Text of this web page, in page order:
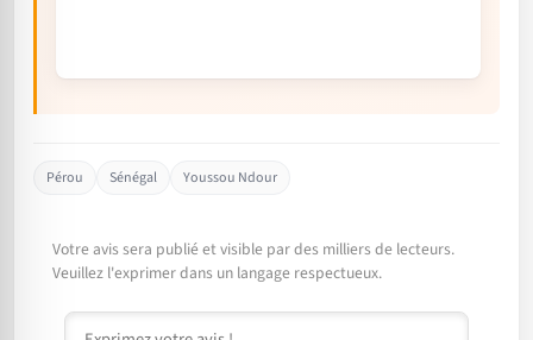
Pérou Sénégal Youssou Ndour
Votre avis sera publié et visible par des milliers de lecteurs.
Veuillez l'exprimer dans un langage respectueux.
Commentaire